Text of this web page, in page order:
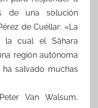
de una solución
de Cuéllar: «La
la cual el Sàhara
región autónoma
salvado muchas
Van Walsum,